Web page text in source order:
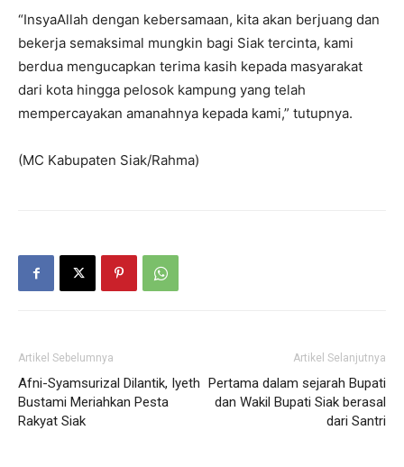
“InsyaAllah dengan kebersamaan, kita akan berjuang dan
bekerja semaksimal mungkin bagi Siak tercinta, kami
berdua mengucapkan terima kasih kepada masyarakat
dari kota hingga pelosok kampung yang telah
mempercayakan amanahnya kepada kami,” tutupnya.
(MC Kabupaten Siak/Rahma)
Artikel Sebelumnya
Afni-Syamsurizal Dilantik, Iyeth
Bustami Meriahkan Pesta
Rakyat Siak
Artikel Selanjutnya
Pertama dalam sejarah Bupati
dan Wakil Bupati Siak berasal
dari Santri